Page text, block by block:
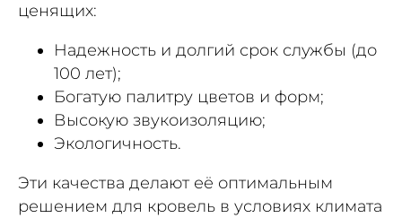
ценящих:
Надежность и долгий срок службы (до
100 лет);
Богатую палитру цветов и форм;
Высокую звукоизоляцию;
Экологичность.
Эти качества делают её оптимальным
решением для кровель в условиях климата